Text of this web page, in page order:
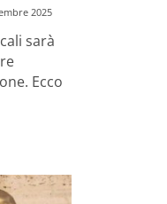
2025
sarà
Ecco